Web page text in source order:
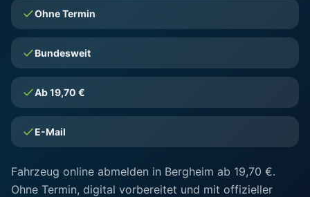
Ohne Termin
Bundesweit
Ab 19,70 €
E-Mail
Fahrzeug online abmelden in Bergheim ab 19,70 €.
Ohne Termin, digital vorbereitet und mit offizieller